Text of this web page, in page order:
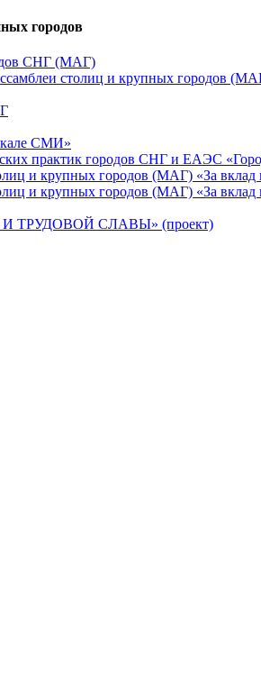
городов
СНГ (МАГ)
столиц и крупных городов
СМИ»
практик городов СНГ и ЕАЭС
и крупных городов (МАГ) «За вклад
и крупных городов (МАГ) «За вклад
СЛАВЫ» (проект)